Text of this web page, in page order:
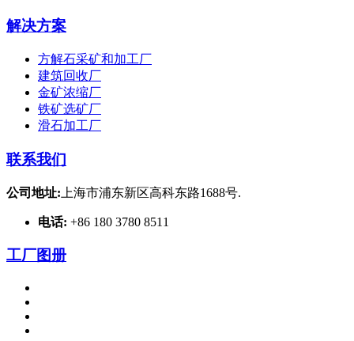
解决方案
方解石采矿和加工厂
建筑回收厂
金矿浓缩厂
铁矿选矿厂
滑石加工厂
联系我们
公司地址: 上海市浦东新区高科东路1688号.
电话: +86 180 3780 8511
工厂图册